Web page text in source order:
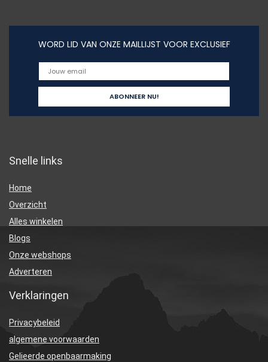
WORD LID VAN ONZE MAILLIJST VOOR EXCLUSIEF
Snelle links
Home
Overzicht
Alles winkelen
Blogs
Onze webshops
Adverteren
Verklaringen
Privacybeleid
algemene voorwaarden
Gelieerde openbaarmaking